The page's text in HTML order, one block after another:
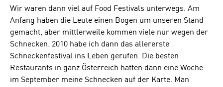
Wir waren dann viel auf Food Festivals unterwegs. Am
Anfang haben die Leute einen Bogen um unseren Stand
gemacht, aber mittlerweile kommen viele nur wegen der
Schnecken. 2010 habe ich dann das allererste
Schneckenfestival ins Leben gerufen. Die besten
Restaurants in ganz Österreich hatten dann eine Woche
im September meine Schnecken auf der Karte. Man